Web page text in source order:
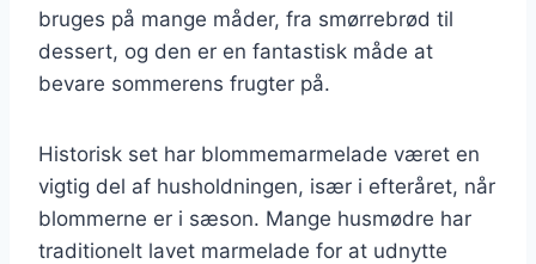
bruges på mange måder, fra smørrebrød til
dessert, og den er en fantastisk måde at
bevare sommerens frugter på.
Historisk set har blommemarmelade været en
vigtig del af husholdningen, især i efteråret, når
blommerne er i sæson. Mange husmødre har
traditionelt lavet marmelade for at udnytte